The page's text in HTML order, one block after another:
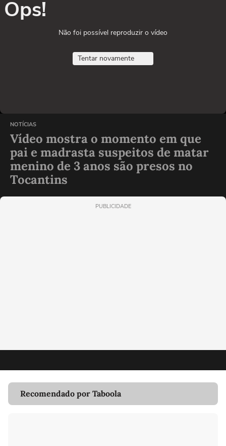
Ops!
Não foi possível reproduzir o vídeo
Tentar novamente
NOTÍCIAS
Vídeo mostra o momento em que
pai e madrasta suspeitos de matar
menino de 3 anos são presos no
Tocantins
PUBLICIDADE
Recomendado por Taboola